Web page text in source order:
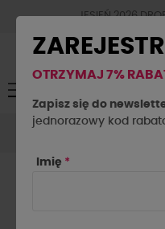
JESIEŃ 2026
Toggle
navigation
☰
Spódnice Spódnice
OTRZYMAJ 7%
Zapisz się do
jednorazowy kod
Imię *